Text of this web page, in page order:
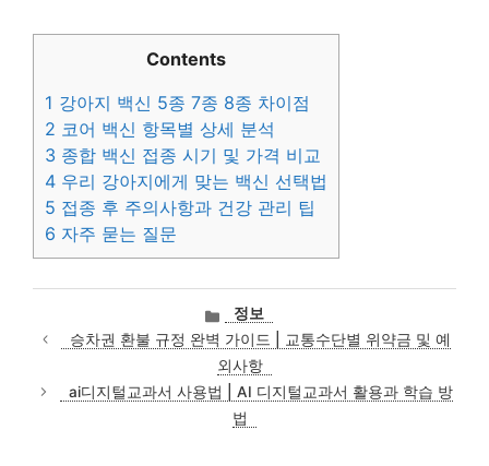
Contents
1 강아지 백신 5종 7종 8종 차이점
2 코어 백신 항목별 상세 분석
3 종합 백신 접종 시기 및 가격 비교
4 우리 강아지에게 맞는 백신 선택법
5 접종 후 주의사항과 건강 관리 팁
6 자주 묻는 질문
카
테
고
리
정보
승차권 환불 규정 완벽 가이드 | 교통수단별 위약금 및 예
외사항
ai디지털교과서 사용법 | AI 디지털교과서 활용과 학습 방
법